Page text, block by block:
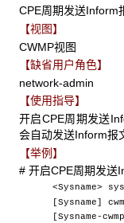
CPE周期发送Inform
【视图】
CWMP视图
【缺省用户角色】
network-admin
【使用指导】
开启CPE周期发送
会自动发送Inform报
【举例】
# 开启CPE周期发送
<Sysname>
[Sysname]
[Sysname-